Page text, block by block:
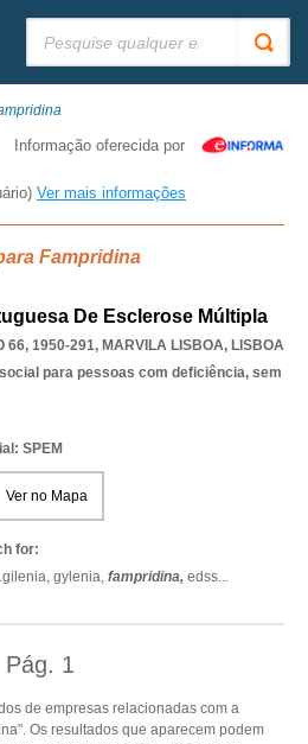
Informação oferecida por
Ver mais informações
Fampridina
De Esclerose Múltipla
66, 1950-291, MARVILA LISBOA, LISBOA
para pessoas com deficiência, sem
SPEM
Ver no Mapa
for:
gilenia, gylenia, fampridina, edss...
Pág. 1
de empresas relacionadas com a
Os resultados que aparecem podem